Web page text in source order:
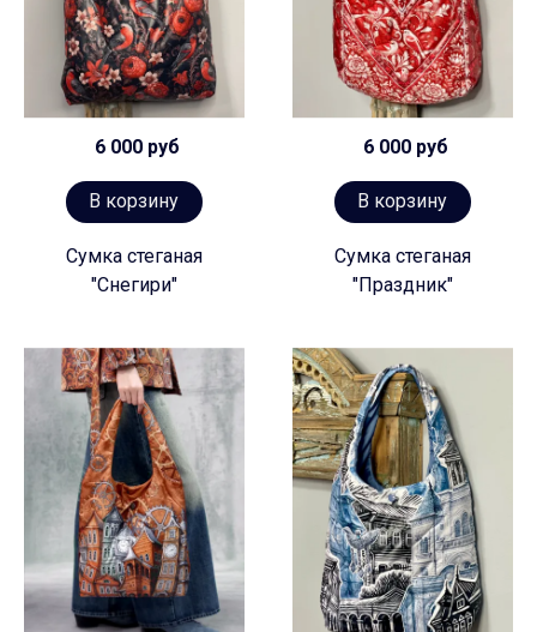
6 000 руб
В корзину
Сумка стеганая
"Снегири"
6 000 руб
В корзину
Сумка стеганая
"Праздник"